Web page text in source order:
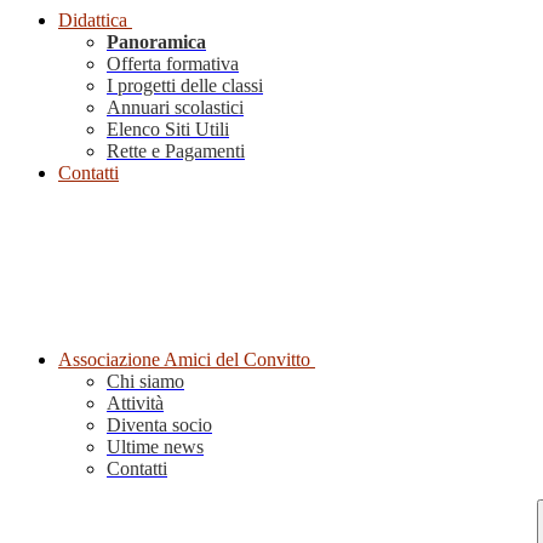
Didattica
Panoramica
Offerta formativa
I progetti delle classi
Annuari scolastici
Elenco Siti Utili
Rette e Pagamenti
Contatti
Associazione Amici del Convitto
Chi siamo
Attività
Diventa socio
Ultime news
Contatti